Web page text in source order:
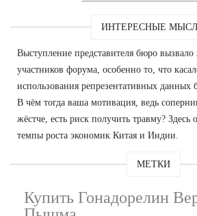
ИНТЕРЕСНЫЕ
Выступление представителя бюро
участников форума, особенно то, что
использования репрезентативных данных
В чём тогда ваша мотивация, ведь
жёстче, есть риск получить травму?
темпы роста экономик Китая и Индии.
МЕТКИ
Купить Гонадорелин